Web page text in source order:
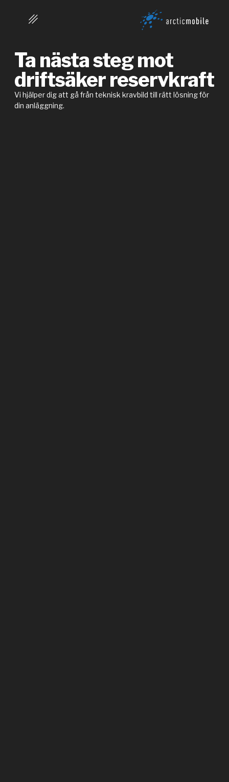
Ta nästa steg mot
driftsäker reservkraft
Vi hjälper dig att gå från teknisk kravbild till rätt lösning för
din anläggning.